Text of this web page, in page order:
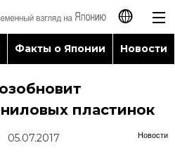
日本語
English
Факты о Японии Новости
пластинок
Новости
05.07.2017